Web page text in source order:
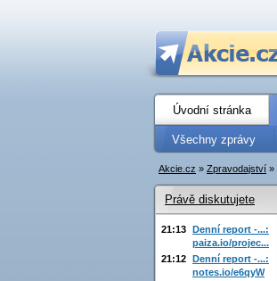
Úvodní stránka
Všechny zprávy
Akcie.cz » Zpravodajství »
Právě diskutujete
21:13 Denní report -...:
paiza.io/projec...
21:12 Denní report -...:
notes.io/e6qyW